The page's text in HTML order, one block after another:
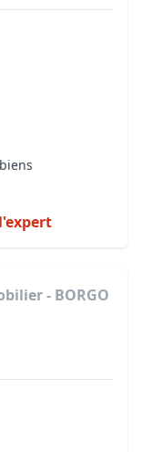
- BORGO